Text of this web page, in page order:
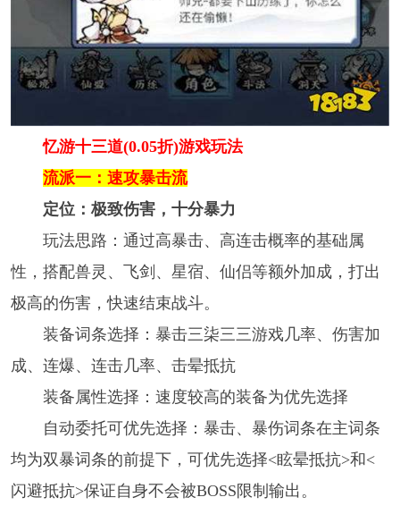
忆游十三道(0.05折)游戏玩法
流派一：速攻暴击流
定位：极致伤害，十分暴力
玩法思路：通过高暴击、高连击概率的基础属
性，搭配兽灵、飞剑、星宿、仙侣等额外加成，打出
极高的伤害，快速结束战斗。
装备词条选择：暴击三柒三三游戏几率、伤害加
成、连爆、连击几率、击晕抵抗
装备属性选择：速度较高的装备为优先选择
自动委托可优先选择：暴击、暴伤词条在主词条
均为双暴词条的前提下，可优先选择<眩晕抵抗>和<
闪避抵抗>保证自身不会被BOSS限制输出。